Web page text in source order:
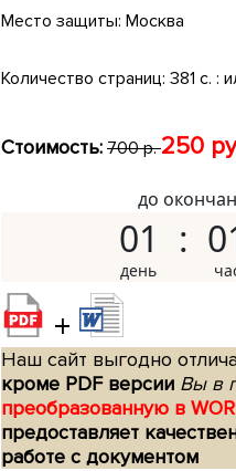
Место защиты: Москва
Количество страниц: 381 с. :
Стоимость: 700 р.250
до
01
+
Наш сайт выгодно
кроме PDF версии Вы в
преобразованную в
предоставляет
работе с документом